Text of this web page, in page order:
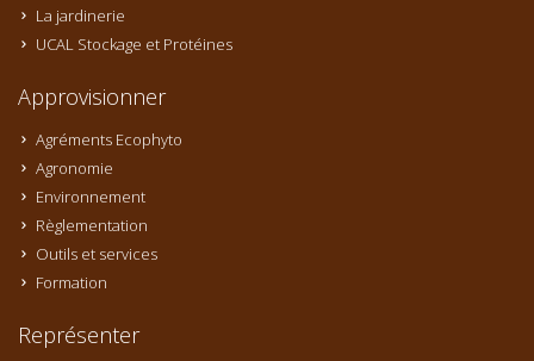
La jardinerie
UCAL Stockage et Protéines
Approvisionner
Agréments Ecophyto
Agronomie
Environnement
Règlementation
Outils et services
Formation
Représenter